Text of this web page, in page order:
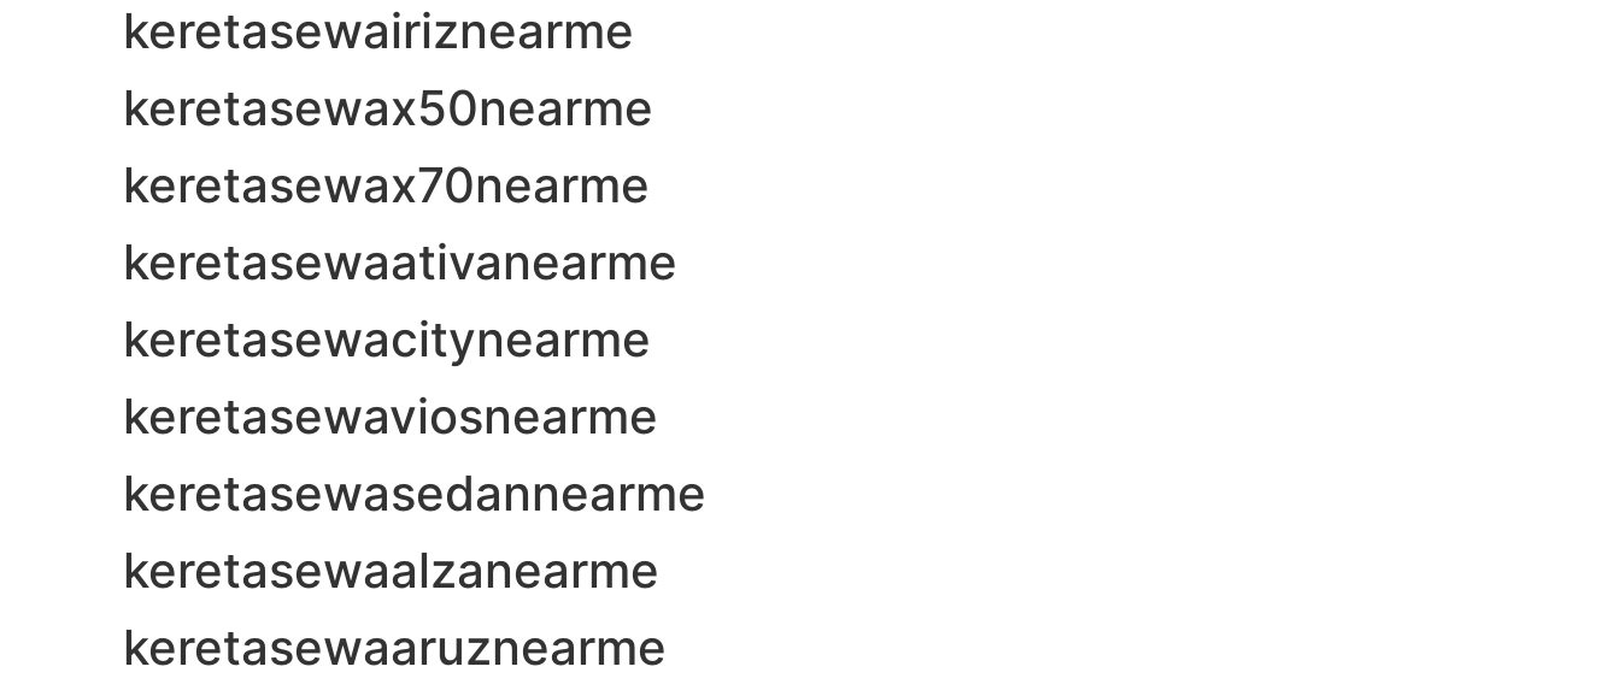
keretasewairiznearme
keretasewax50nearme
keretasewax70nearme
keretasewaativanearme
keretasewacitynearme
keretasewaviosnearme
keretasewasedannearme
keretasewaalzanearme
keretasewaaruznearme